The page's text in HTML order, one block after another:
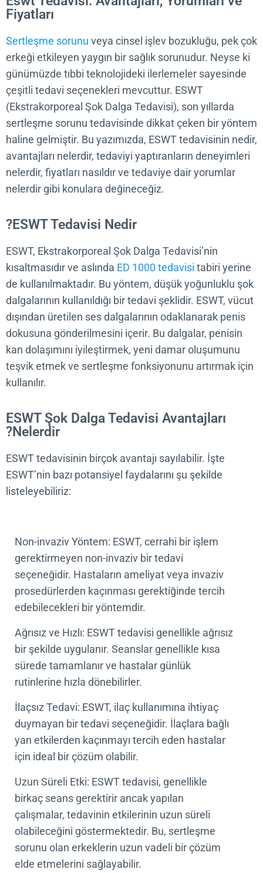
Fiyatları
Sertleşme sorunuveya cinsel işlev bozukluğu,
erkeği etkileyen yaygın bir sağlık sorunudur.
günümüzde tıbbi teknolojideki ilerlemeler
çeşitli tedavi seçenekleri mevcuttur. ESWT
(Ekstrakorporeal Şok Dalga Tedavisi), son yıllarda
sertleşme sorunu tedavisinde dikkat çeken bir
haline gelmiştir. Bu yazımızda, ESWT tedavisinin
avantajları nelerdir, tedaviyi yaptıranların
nelerdir, fiyatları nasıldır ve tedaviye dair yorumlar
nelerdir gibi konulara değineceğiz.
ESWT Tedavisi Nedir?
ESWT, Ekstrakorporeal Şok Dalga Tedavisi’nin
kısaltmasıdır ve aslındaED 1000 tedavisi tabiri
de kullanılmaktadır. Bu yöntem, düşük yoğunluklu
dalgalarının kullanıldığı bir tedavi şeklidir. ESWT,
dışından üretilen ses dalgalarının odaklanarak
dokusuna gönderilmesini içerir. Bu dalgalar,
kan dolaşımını iyileştirmek, yeni damar oluşumunu
teşvik etmek ve sertleşme fonksiyonunu artırmak
kullanılır.
ESWT Şok Dalga Tedavisi Avantajları
Nelerdir?
ESWT tedavisinin birçok avantajı sayılabilir. İşte
ESWT’nin bazı potansiyel faydalarını şu şekilde
listeleyebiliriz:
Non-invaziv Yöntem: ESWT, cerrahi bir işlem
gerektirmeyen non-invaziv bir tedavi
seçeneğidir. Hastaların ameliyat veya invaziv
prosedürlerden kaçınması gerektiğinde tercih
edebilecekleri bir yöntemdir.
Ağrısız ve Hızlı: ESWT tedavisi genellikle ağrısız
bir şekilde uygulanır. Seanslar genellikle kısa
sürede tamamlanır ve hastalar günlük
rutinlerine hızla dönebilirler.
İlaçsız Tedavi: ESWT, ilaç kullanımına ihtiyaç
duymayan bir tedavi seçeneğidir. İlaçlara bağlı
yan etkilerden kaçınmayı tercih eden hastalar
için ideal bir çözüm olabilir.
Uzun Süreli Etki: ESWT tedavisi, genellikle
birkaç seans gerektirir ancak yapılan
çalışmalar, tedavinin etkilerinin uzun süreli
olabileceğini göstermektedir. Bu, sertleşme
sorunu olan erkeklerin uzun vadeli bir çözüm
elde etmelerini sağlayabilir.